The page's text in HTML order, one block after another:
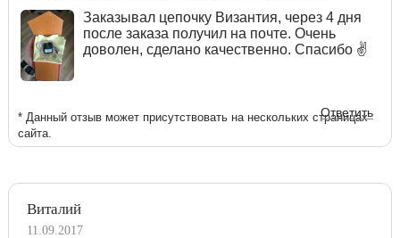
Заказывал цепочку Византия, через 4 дня
после заказа получил на почте. Очень
доволен, сделано качественно. Спасибо ✌
Ответить
* Данный отзыв может присутствовать на нескольких страницах
сайта.
Виталий
11.09.2017